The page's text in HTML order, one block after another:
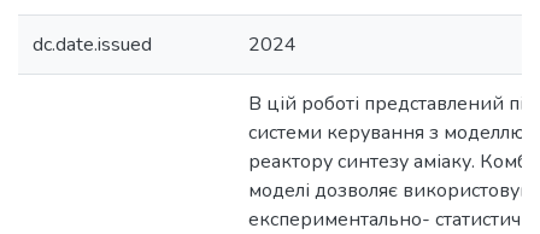
dc.date.issued 2024
В цій роботі представлений
системи керування з моделлю
реактору синтезу аміаку.
моделі дозволяє
експериментально-